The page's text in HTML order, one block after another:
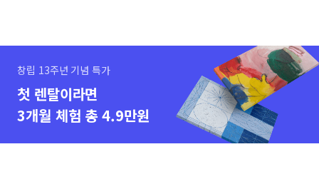
창립 13주년 기념 특가
첫 렌탈이라면
3개월 체험 총 4.9만원